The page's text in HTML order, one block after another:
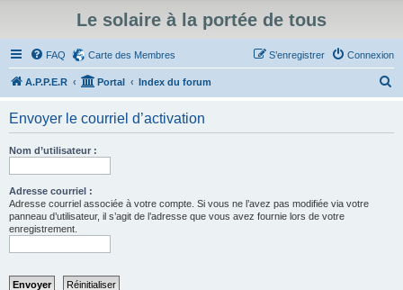
Le solaire à la portée de tous
FAQ Carte des Membres Connexion
S’enregistrer
A.P.P.E.R Portal Index du forum
Envoyer le courriel d’activation
Nom d’utilisateur :
Adresse courriel :
Adresse courriel associée à votre compte. Si vous ne l’avez pas modifiée via votre
panneau d’utilisateur, il s’agit de l’adresse que vous avez fournie lors de votre
enregistrement.